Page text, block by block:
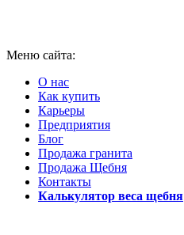
Меню сайта:
О нас
Как купить
Карьеры
Предприятия
Блог
Продажа гранита
Продажа Щебня
Контакты
Калькулятор веса щебня